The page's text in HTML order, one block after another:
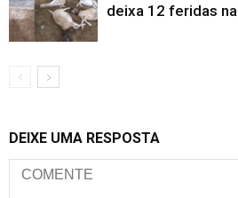
deixa 12 feridas
DEIXE UMA RESPOSTA